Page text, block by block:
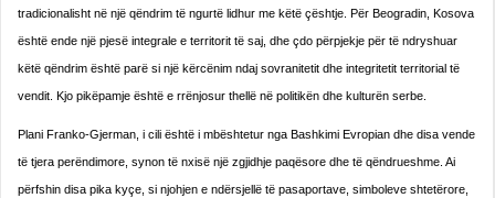
tradicionalisht në një qëndrim të ngurtë lidhur me këtë çështje. Për Beogradin, Kosova
është ende një pjesë integrale e territorit të saj, dhe çdo përpjekje për të ndryshuar
këtë qëndrim është parë si një kërcënim ndaj sovranitetit dhe integritetit territorial të
vendit. Kjo pikëpamje është e rrënjosur thellë në politikën dhe kulturën serbe.
Plani Franko-Gjerman, i cili është i mbështetur nga Bashkimi Evropian dhe disa vende
të tjera perëndimore, synon të nxisë një zgjidhje paqësore dhe të qëndrueshme. Ai
përfshin disa pika kyçe, si njohjen e ndërsjellë të pasaportave, simboleve shtetërore,